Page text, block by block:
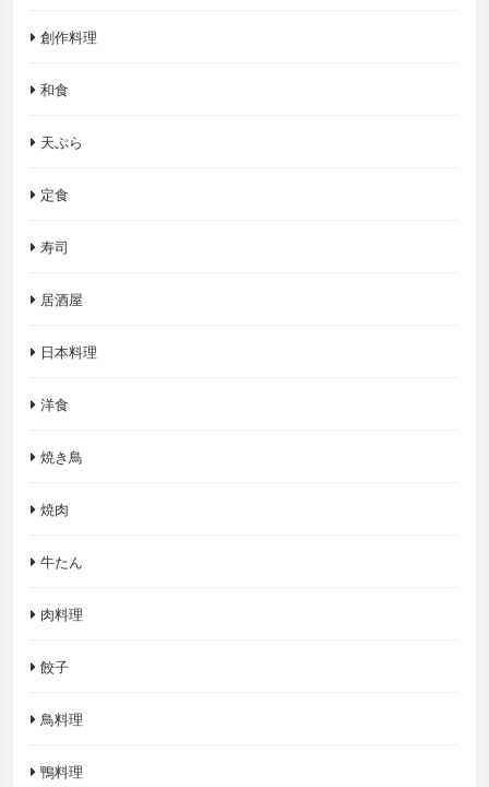
創作料理
和食
天ぷら
定食
寿司
居酒屋
日本料理
洋食
焼き鳥
焼肉
牛たん
肉料理
餃子
鳥料理
鴨料理